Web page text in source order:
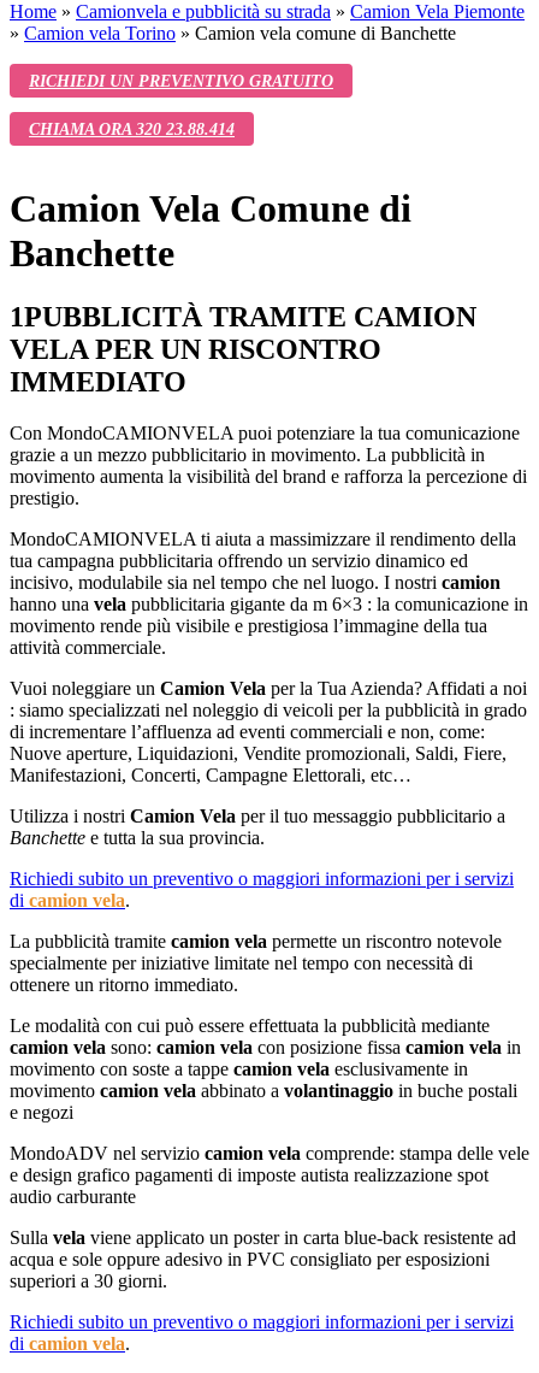
Home » Camionvela e pubblicità su strada » Camion Vela Piemonte
» Camion vela Torino » Camion vela comune di Banchette
RICHIEDI UN PREVENTIVO GRATUITO
CHIAMA ORA 320 23.88.414
Camion Vela Comune di
Banchette
1PUBBLICITÀ TRAMITE CAMION
VELA PER UN RISCONTRO
IMMEDIATO
Con MondoCAMIONVELA puoi potenziare la tua comunicazione
grazie a un mezzo pubblicitario in movimento. La pubblicità in
movimento aumenta la visibilità del brand e rafforza la percezione di
prestigio.
MondoCAMIONVELA ti aiuta a massimizzare il rendimento della
tua campagna pubblicitaria offrendo un servizio dinamico ed
incisivo, modulabile sia nel tempo che nel luogo. I nostri camion
hanno una vela pubblicitaria gigante da m 6×3 : la comunicazione in
movimento rende più visibile e prestigiosa l’immagine della tua
attività commerciale.
Vuoi noleggiare un Camion Vela per la Tua Azienda? Affidati a noi
: siamo specializzati nel noleggio di veicoli per la pubblicità in grado
di incrementare l’affluenza ad eventi commerciali e non, come:
Nuove aperture, Liquidazioni, Vendite promozionali, Saldi, Fiere,
Manifestazioni, Concerti, Campagne Elettorali, etc…
Utilizza i nostri Camion Vela per il tuo messaggio pubblicitario a
Banchette e tutta la sua provincia.
Richiedi subito un preventivo o maggiori informazioni per i servizi
di camion vela.
La pubblicità tramite camion vela permette un riscontro notevole
specialmente per iniziative limitate nel tempo con necessità di
ottenere un ritorno immediato.
Le modalità con cui può essere effettuata la pubblicità mediante
camion vela sono: camion vela con posizione fissa camion vela in
movimento con soste a tappe camion vela esclusivamente in
movimento camion vela abbinato a volantinaggio in buche postali
e negozi
MondoADV nel servizio camion vela comprende: stampa delle vele
e design grafico pagamenti di imposte autista realizzazione spot
audio carburante
Sulla vela viene applicato un poster in carta blue-back resistente ad
acqua e sole oppure adesivo in PVC consigliato per esposizioni
superiori a 30 giorni.
Richiedi subito un preventivo o maggiori informazioni per i servizi
di camion vela.